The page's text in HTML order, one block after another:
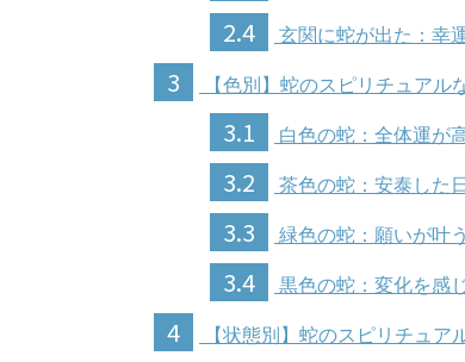
2.4 玄関に蛇が出た：幸
3 【色別】蛇のスピリチュアル
3.1 白色の蛇：全体運が
3.2 茶色の蛇：安泰した
3.3 緑色の蛇：願いが叶う
3.4 黒色の蛇：変化を感
4 【状態別】蛇のスピリチュア